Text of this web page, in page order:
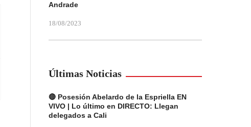
Andrade
18/08/2023
Últimas Noticias
🔴 Posesión Abelardo de la Espriella EN
VIVO | Lo último en DIRECTO: Llegan
delegados a Cali